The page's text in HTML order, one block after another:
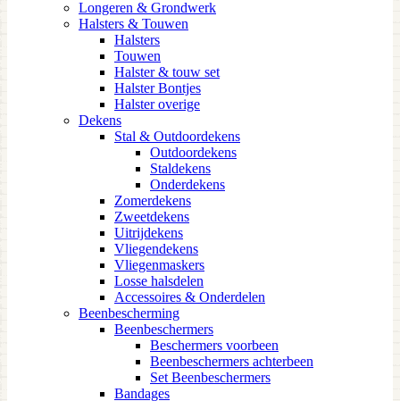
Longeren & Grondwerk
Halsters & Touwen
Halsters
Touwen
Halster & touw set
Halster Bontjes
Halster overige
Dekens
Stal & Outdoordekens
Outdoordekens
Staldekens
Onderdekens
Zomerdekens
Zweetdekens
Uitrijdekens
Vliegendekens
Vliegenmaskers
Losse halsdelen
Accessoires & Onderdelen
Beenbescherming
Beenbeschermers
Beschermers voorbeen
Beenbeschermers achterbeen
Set Beenbeschermers
Bandages